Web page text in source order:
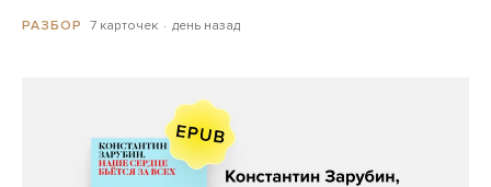
РАЗБОР 7 карточек день назад